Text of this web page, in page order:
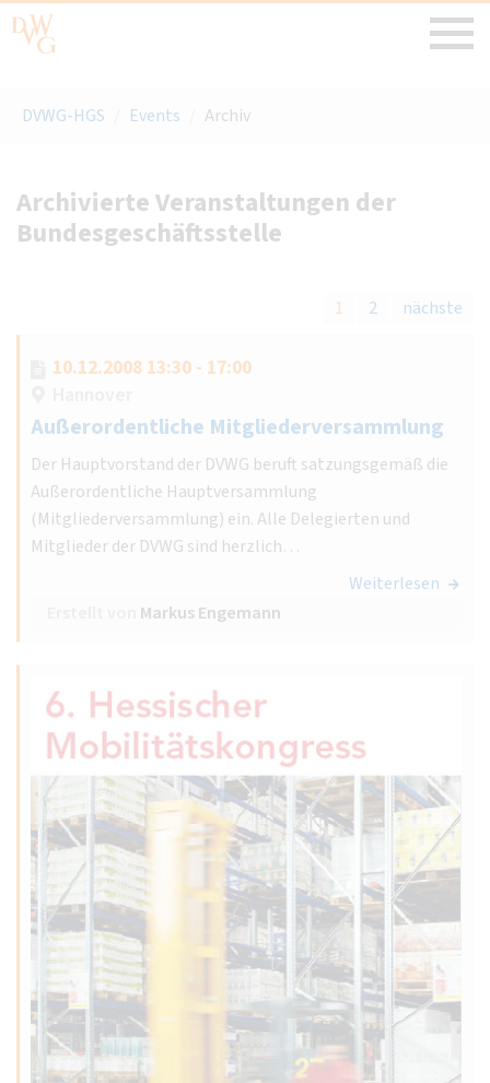
DVWG-HGS Events Archiv
Archivierte Veranstaltungen der
Bundesgeschäftsstelle
1 2 nächste
10.12.2008 13:30 - 17:00
Außerordentliche Mitgliederversammlung
Der Hauptvorstand der DVWG beruft satzungsgemäß die
Außerordentliche Hauptversammlung
(Mitgliederversammlung) ein. Alle Delegierten und
Mitglieder der DVWG sind herzlich…
Weiterlesen
Markus Engemann